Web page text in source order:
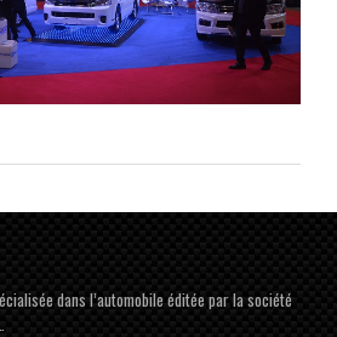
dans l’automobile éditée par la société